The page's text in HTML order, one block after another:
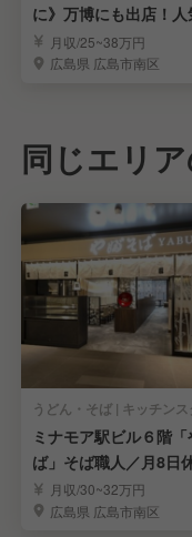
に》万博にも出店！人
専門店のスタッフ募集
月収/25~38万円
広島県 広島市南区
同じエリ
うどん・そば | キッチン
ミナモア駅ビル６階「
ば」そば職人／月8日
食べ放題付き
月収/30~32万円
広島県 広島市南区